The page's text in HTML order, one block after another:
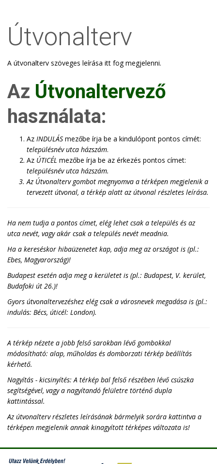
Útvonalterv
A útvonalterv szöveges leírása itt fog megjelenni.
Az Útvonaltervező
használata:
Az INDULÁS mezőbe írja be a kindulópont pontos címét:
településnév utca házszám.
Az ÚTICÉL mezőbe írja be az érkezés pontos címet:
településnév utca házszám.
Az Útvonaltervgombot megnyomva a térképen megjelenik a
tervezett útvonal, a térkép alatt az útvonal részletes leírása.
Ha nem tudja a pontos címet, elég lehet csak a település és az
utca nevét, vagy akár csak a település nevét meadnia.
Ha a kereséskor hibaüzenetet kap, adja meg az országot is (pl.:
Ebes, Magyarország)!
Budapest esetén adja meg a kerületet is (pl.: Budapest, V. kerület,
Budafoki út 26.)!
Gyors útvonaltervezéshez elég csak a városnevek megadása is (pl.:
indulás: Bécs, úticél: London).
A térkép nézete a jobb felső sarokban lévő gombokkal
módosítható: alap, műholdas és domborzati térkép beállítás
kérhető.
Nagyítás - kicsinyítés: A térkép bal felső részében lévő csúszka
segítségével, vagy a nagyítandó felületre történő dupla
kattintással.
Az útvonalterv részletes leírásának bármelyik sorára kattintva a
térképen megjelenik annak kinagyított térképes változata is!